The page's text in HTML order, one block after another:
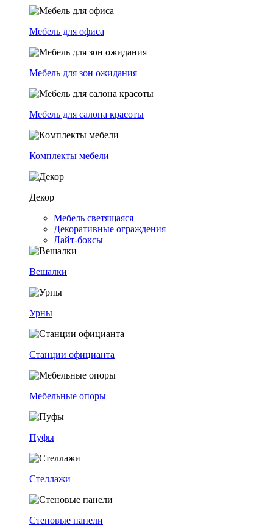
Мебель для офиса
Мебель для зон ожидания
Мебель для салона красоты
Комплекты мебели
Декор
Мебель светящаяся
Декоративные ограждения
Лайт-боксы
Вешалки
Урны
Станции официанта
Мебельные опоры
Пуфы
Стеллажи
Стеновые панели